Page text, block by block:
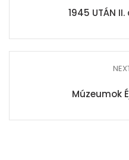
1945 UTÁN
Múzeumok